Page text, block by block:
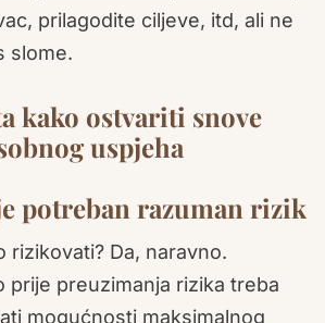
prilagodite ciljeve, itd, ali ne
slome.
kako ostvariti snove
uspjeha
potreban razuman rizik
rizikovati? Da, naravno.
prije preuzimanja rizika treba
mogućnosti maksimalnog